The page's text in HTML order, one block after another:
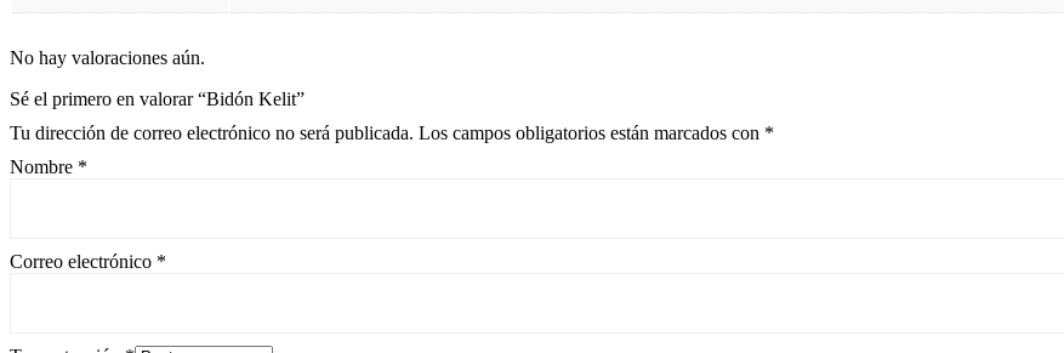
No hay valoraciones aún.
Sé el primero en valorar “Bidón Kelit”
Tu dirección de correo electrónico no será publicada. Los campos obligatorios están marcados con *
Nombre *
Correo electrónico *